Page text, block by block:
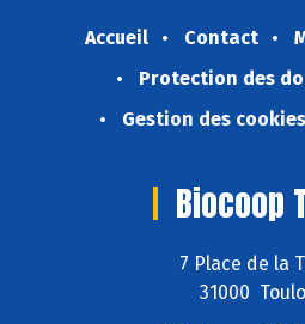
Accueil Contact
Protection des
Gestion des cookies
Biocoop
7 Place de la
31000